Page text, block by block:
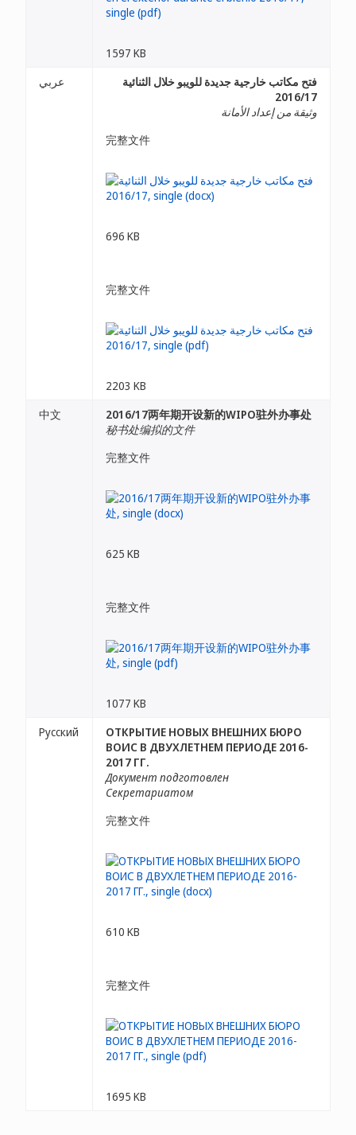
1597 KB
عربي
فتح مكاتب خارجية جديدة للويبو خلال الثنائية
2016/17
وثيقة من إعداد الأمانة
完整文件
696 KB
完整文件
2203 KB
中文
2016/17两年期开设新的WIPO驻外办事处
秘书处编拟的文件
完整文件
625 KB
完整文件
1077 KB
Русский
ОТКРЫТИЕ НОВЫХ ВНЕШНИХ БЮРО
ВОИС В ДВУХЛЕТНЕМ ПЕРИОДЕ 2016-
2017 ГГ.
Документ подготовлен
Секретариатом
完整文件
610 KB
完整文件
1695 KB